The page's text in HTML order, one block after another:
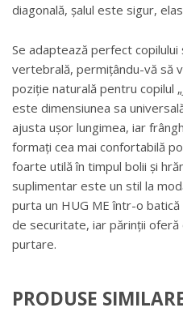
diagonală, șalul este sigur,
Se adaptează perfect copilului
vertebrală, permițându-vă să
poziție naturală pentru copilul
este dimensiunea sa
ajusta ușor lungimea, iar
formați cea mai confortabilă
foarte utilă în timpul bolii și
suplimentar este un stil la
purta un HUG ME într-o
de securitate, iar părinții
purtare.
PRODUSE